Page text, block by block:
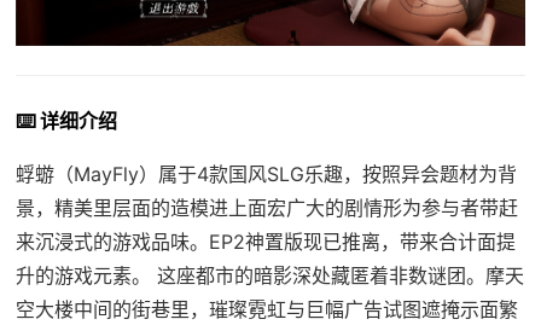
⌨️ 详细介绍
蜉蝣（MayFly）属于4款国风SLG乐趣，按照异会题材为背
景，精美里层面的造模进上面宏广大的剧情形为参与者带赶
来沉浸式的游戏品味。EP2神置版现已推离，带来合计面提
升的游戏元素。 这座都市的暗影深处藏匿着非数谜团。摩天
空大楼中间的街巷里，璀璨霓虹与巨幅广告试图遮掩示面繁